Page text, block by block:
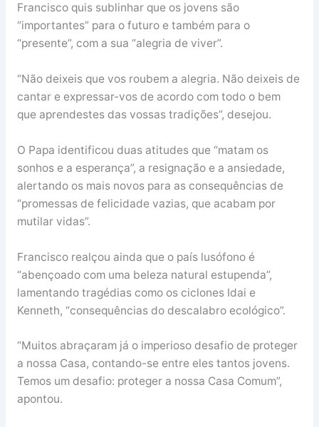
Francisco quis sublinhar que os jovens são
“importantes” para o futuro e também para o
“presente”, com a sua “alegria de viver”.
“Não deixeis que vos roubem a alegria. Não deixeis de
cantar e expressar-vos de acordo com todo o bem
que aprendestes das vossas tradições”, desejou.
O Papa identificou duas atitudes que “matam os
sonhos e a esperança”, a resignação e a ansiedade,
alertando os mais novos para as consequências de
“promessas de felicidade vazias, que acabam por
mutilar vidas”.
Francisco realçou ainda que o país lusófono é
“abençoado com uma beleza natural estupenda”,
lamentando tragédias como os ciclones Idai e
Kenneth, “consequências do descalabro ecológico”.
“Muitos abraçaram já o imperioso desafio de proteger
a nossa Casa, contando-se entre eles tantos jovens.
Temos um desafio: proteger a nossa Casa Comum”,
apontou.